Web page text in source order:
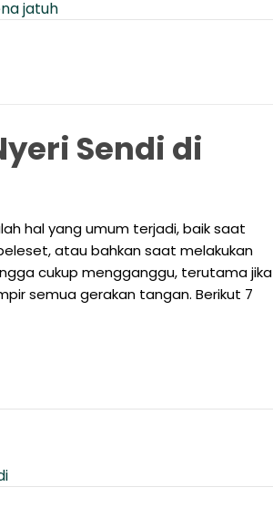
Sendi di
hal yang umum terjadi, baik saat
atau bahkan saat melakukan
cukup mengganggu, terutama jika
semua gerakan tangan. Berikut 7